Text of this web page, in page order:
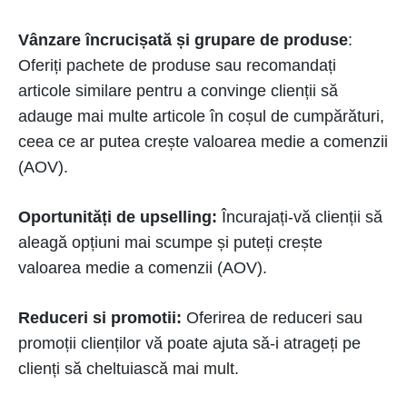
Vânzare încrucișată și grupare de produse:
Oferiți pachete de produse sau recomandați
articole similare pentru a convinge clienții să
adauge mai multe articole în coșul de cumpărături,
ceea ce ar putea crește valoarea medie a comenzii
(AOV).
Oportunități de upselling: Încurajați-vă clienții să
aleagă opțiuni mai scumpe și puteți crește
valoarea medie a comenzii (AOV).
Reduceri si promotii: Oferirea de reduceri sau
promoții clienților vă poate ajuta să-i atrageți pe
clienți să cheltuiască mai mult.